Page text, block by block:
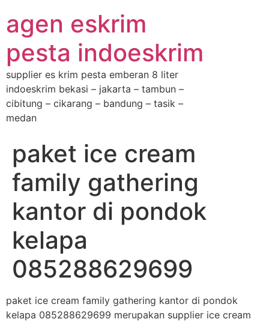
agen eskrim
pesta indoeskrim
supplier es krim pesta emberan 8 liter
indoeskrim bekasi – jakarta – tambun –
cibitung – cikarang – bandung – tasik –
medan
paket ice cream
family gathering
kantor di pondok
kelapa
085288629699
paket ice cream family gathering kantor di pondok
kelapa 085288629699 merupakan supplier ice cream